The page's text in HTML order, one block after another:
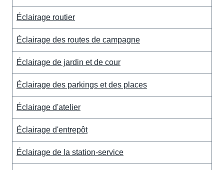
Éclairage routier
Éclairage des routes de campagne
Éclairage de jardin et de cour
Éclairage des parkings et des places
Éclairage d'atelier
Éclairage d'entrepôt
Éclairage de la station-service